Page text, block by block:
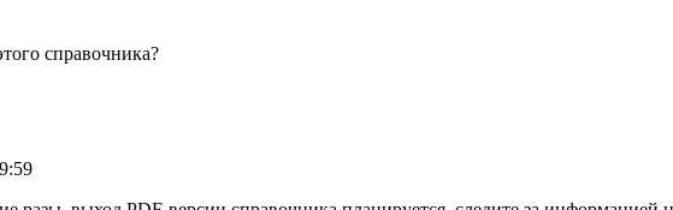
справочника?